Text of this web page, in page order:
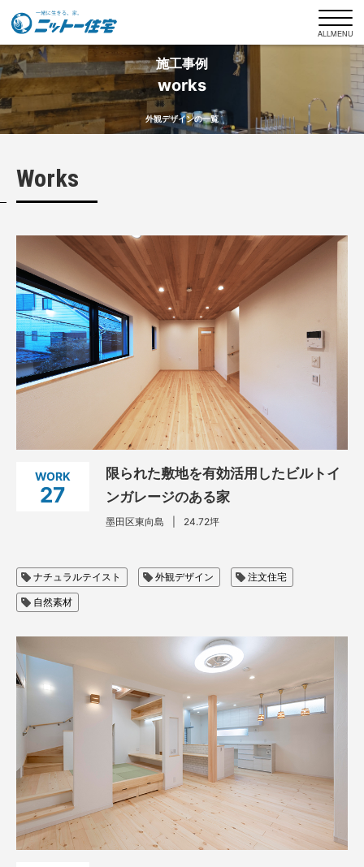
ALLMENU
ニットー住宅について
商品ラインナップ
ニットー住宅の家づくり
お客様インタビュー
土地探しもお任せください
リノベーション・リフォーム
スタッフブログ
インフォメーション
資料請求
見学会・イベント
施工事例
works
外観デザインの一覧
Works
WORK
27
限られた敷地を有効活用したビルトイ
ンガレージのある家
墨田区東向島 24.72坪
ナチュラルテイスト 外観デザイン 注文住宅
自然素材